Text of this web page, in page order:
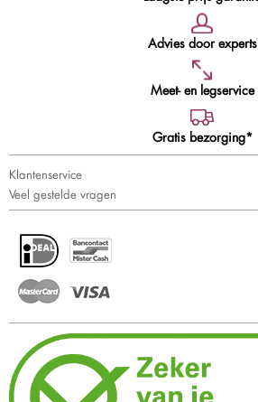
Advies door experts
Meet- en legservice
Gratis bezorging*
Klantenservice
Veel gestelde vragen